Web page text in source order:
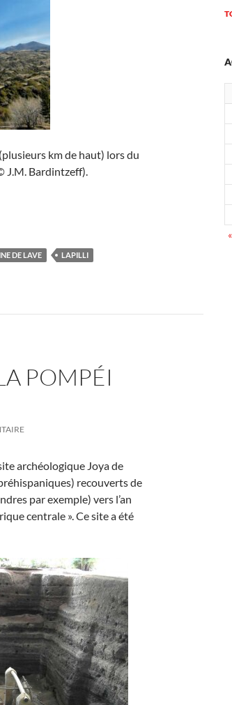
km de haut) lors du
J.M. Bardintzeff).
DE LAVE
LAPILLI
POMPÉI
archéologique Joya de
recouverts de
par exemple) vers l’an
centrale ». Ce site a été